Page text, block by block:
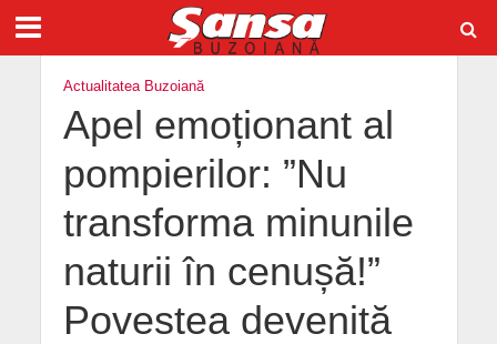
Actualitatea Buzoiană
Apel emoționant al
pompierilor: ”Nu
transforma minunile
naturii în cenușă!”
Povestea devenită